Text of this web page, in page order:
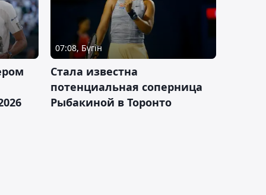
07:08, Бүгін
Cтала известна
потенциальная соперница
Рыбакиной в Торонто